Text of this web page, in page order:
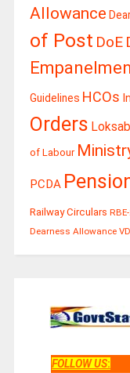
Allowance
of Post DoE
Guidelines HCOs
Orders
of Labour
PCDA
Railway Circulars
Dearness Allowance
FOLLOW US: